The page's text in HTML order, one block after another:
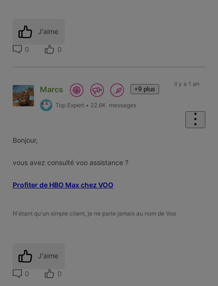
J'aime
0 0
Marcs +9 plus
Top Expert • 22.6K messages
il y a 1 an
Bonjour,
vous avez consulté voo assistance ?
Profiter de HBO Max chez VOO
N'étant qu'un simple client, je ne parle jamais au nom de Voo
J'aime
0 0